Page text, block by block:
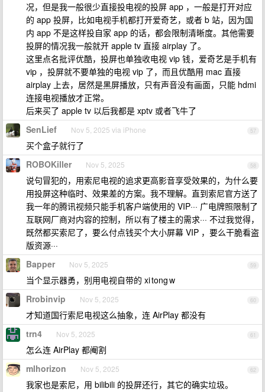
况，但是我一般很少直接投电视的投屏 app ，一般是打开对应
的 app 投屏，比如电视手机都打开爱奇艺，或者 b 站，因为国
内 app 不是这样投自家 app 的话，都会限制清晰度。其他需要
投屏的情况我一般就开 apple tv 直接 airplay 了。
这里点名批评优酷，投屏也单独收电视 vip 钱，爱奇艺是手机有
vip ，投屏就不要单独的电视 vip 了，而且优酷用 mac 直接
airplay 上去，居然是黑屏播放，只有声音没有画面，只能 hdmi
连接电视播放才正常。
后来买了 apple tv 以后我都是 xptv 或者飞牛了
57
SenLief Nov 5, 2025 via iPhone
买个盒子就行了
58
ROBOKiller Nov 5, 2025
说句冒犯的，用索尼电视的追求更高影音享受效果的，为什么要
用投屏这种临时、效果差的方案。我不理解。直到索尼官方送了
我一年的腾讯视频只能手机客户端使用的 VIP··· 广电牌照限制了
互联网厂商对内容的控制，所以有了楼主的需求··· 不过我觉得，
既然都买索尼了，要么付点钱买个大小屏幕 VIP ，要么干脆看盗
版资源···
59
Bapper Nov 5, 2025
当个显示器勇，别用电视自带的 xi tong w
60
Rrobinvip Nov 5, 2025
才知道国行索尼电视这么抽象，连 AirPlay 都没有
61
trn4 Nov 5, 2025
怎么连 AirPlay 都阉割
62
mlhorizon Nov 5, 2025
我家也是索尼，用 bilibili 的投屏还行，其它的确实垃圾。